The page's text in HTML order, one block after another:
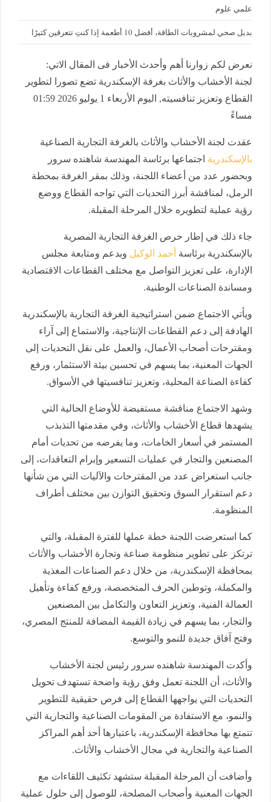
علمي علوم
بديل صحي لمشروبات الطاقة، أفضل 10 أطعمة إذا كنتِ تتعرقين كثيرًا
نعرض لكم زوارنا أهم وأحدث الأخبار فى المقال الاتي:
لجنة الأخشاب والأثاث بغرفة الإسكندرية تضع تصورا لتطوير
القطاع وتعزيز تنافسيته, اليوم الأربعاء 1 يوليو 2026 01:59
مساءً
عقدت لجنة الأخشاب والأثاث بالغرفة التجارية الصناعية
بالإسكندرية اجتماعها برئاسة المهندسة شاهنده سرور
وبحضور عدد من أعضاء اللجنة، وذلك بمقر الغرفة بمحطة
الرمل، لمناقشة أبرز التحديات التي تواجه القطاع ووضع
رؤية عملية لتطويره خلال المرحلة المقبلة.
جاء ذلك في إطار حرص الغرفة التجارية المصرية
بالإسكندرية برئاسة أحمد الوكيل وبدعم ومتابعة مجلس
الإدارة، على تعزيز التواصل مع مختلف القطاعات الاقتصادية
ومساندة الصناعات الوطنية.
ويأتي الاجتماع ضمن استراتيجية الغرفة التجارية بالإسكندرية
الهادفة إلى دعم القطاعات الإنتاجية، والاستماع إلى آراء
ومقترحات أصحاب الأعمال، والعمل على نقل التحديات إلى
الجهات المعنية، بما يسهم في تحسين بيئة الاستثمار، ورفع
كفاءة الصناعة المحلية، وتعزيز تنافسيتها في الأسواق.
وشهد الاجتماع مناقشة مستفيضة للأوضاع الحالية التي
يشهدها قطاع الأخشاب والأثاث، وفي مقدمتها التذبذب
المستمر في أسعار الخامات، وما يفرضه من تحديات أمام
المصنعين والتجار في عمليات التسعير وإبرام التعاقدات، إلى
جانب استعراض عدد من المقترحات والآليات التي من شأنها
دعم استقرار السوق وتحقيق التوازن بين مختلف أطراف
المنظومة.
كما استعرضت اللجنة خطة عملها للفترة المقبلة، والتي
ترتكز على تطوير منظومة صناعة وتجارة الأخشاب والأثاث
بمحافظة الإسكندرية، من خلال دعم الصناعات المغذية
والمكملة، وتوطين الحرف المتخصصة، ورفع كفاءة وتأهيل
العمالة الفنية، وتعزيز التعاون والتكامل بين المصنعين
والتجار، بما يسهم في زيادة القيمة المضافة للمنتج المصري،
وفتح آفاق جديدة للنمو والتوسع.
وأكدت المهندسة شاهنده سرور رئيس لجنة الأخشاب
والأثاث، أن اللجنة تعمل وفق رؤية واضحة تستهدف تحويل
التحديات التي يواجهها القطاع إلى فرص حقيقية للتطوير
والنمو، مع الاستفادة من المقومات الصناعية والتجارية التي
تتمتع بها محافظة الإسكندرية، باعتبارها أحد أهم المراكز
الصناعية والتجارية في مجال الأخشاب والأثاث.
وأضافت أن المرحلة المقبلة ستشهد تكثيف اللقاءات مع
الجهات المعنية وأصحاب المصلحة، للوصول إلى حلول عملية